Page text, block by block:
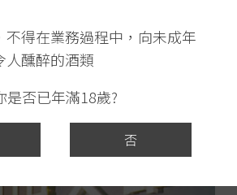
不得在業務過程中，向未成年
人醺醉的酒類
是否已年滿18歲?
否